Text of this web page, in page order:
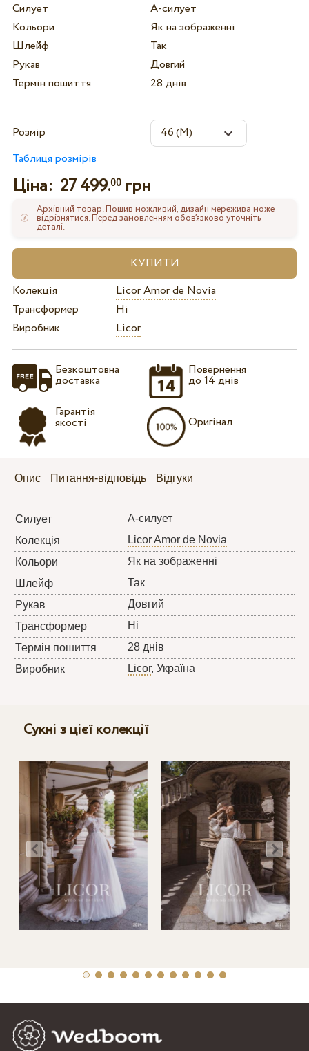
Силует
А-силует
Кольори
Як на зображенні
Шлейф
Так
Рукав
Довгий
Термін пошиття
28 днів
Розмір
Таблиця розмірів
Ціна: 27 499.00грн
Архівний товар. Пошив можливий, дизайн мережива може
відрізнятися. Перед замовленням обов’язково уточніть
деталі.
Колекція
Licor Amor de Novia
Трансформер
Ні
Виробник
Licor
Безкоштовна
доставка
Гарантія
якості
Повернення
до 14 днів
Оригінал
Опис Питання-відповідь Відгуки
Силует
А-силует
Колекція
Licor Amor de Novia
Кольори
Як на зображенні
Шлейф
Так
Рукав
Довгий
Трансформер
Ні
Термін пошиття
28 днів
Виробник
Licor, Україна
Сукні з цієї колекції